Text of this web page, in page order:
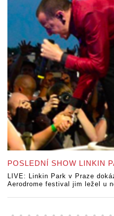
POSLEDNÍ SHOW LINKIN
LIVE: Linkin Park v Praze
Aerodrome festival jim ležel u